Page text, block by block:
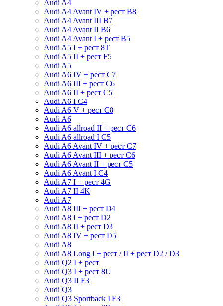
Audi A4
Audi A4 Avant IV + рест B8
Audi A4 Avant III B7
Audi A4 Avant II B6
Audi A4 Avant I + рест B5
Audi A5 I + рест 8T
Audi A5 II + рест F5
Audi A5
Audi A6 IV + рест C7
Audi A6 III + рест C6
Audi A6 II + рест C5
Audi A6 I C4
Audi A6 V + рест С8
Audi A6
Audi A6 allroad II + рест С6
Audi A6 allroad I С5
Audi A6 Avant IV + рест C7
Audi A6 Avant III + рест C6
Audi A6 Avant II + рест C5
Audi A6 Avant I C4
Audi A7 I + рест 4G
Audi A7 II 4K
Audi A7
Audi A8 III + рест D4
Audi A8 I + рест D2
Audi A8 II + рест D3
Audi A8 IV + рест D5
Audi A8
Audi A8 Long I + рест / II + рест D2 / D3
Audi Q2 I + рест
Audi Q3 I + рест 8U
Audi Q3 II F3
Audi Q3
Audi Q3 Sportback I F3